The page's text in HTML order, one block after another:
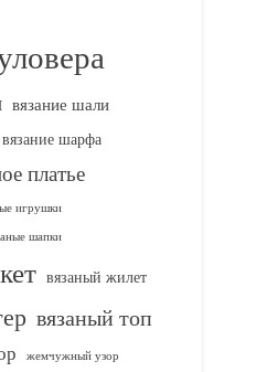
вязание шали
вязание шарфа
платье
игрушки
шапки
вязаный жилет
вязаный топ
жемчужный узор